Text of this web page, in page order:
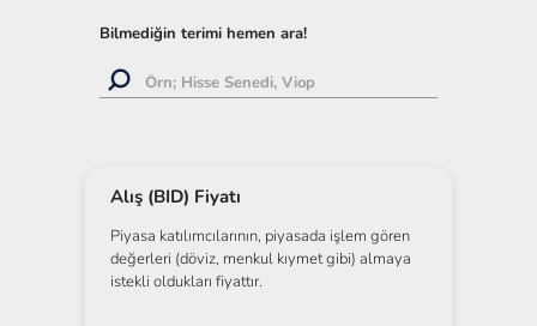
Bilmediğin terimi hemen ara!
Alış (BID) Fiyatı
Piyasa katılımcılarının, piyasada işlem gören
değerleri (döviz, menkul kıymet gibi) almaya
istekli oldukları fiyattır.